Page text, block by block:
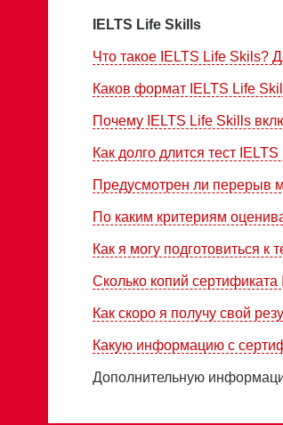
IELTS Life Skills
Что такое IELTS Life Skils?
Каков формат IELTS Life
Почему IELTS Life Skills
Как долго длится тест
Предусмотрен ли перерыв
По каким критериям
Как я могу подготовиться к
Сколько копий
Как скоро я получу свой
Какую информацию с
Дополнительную